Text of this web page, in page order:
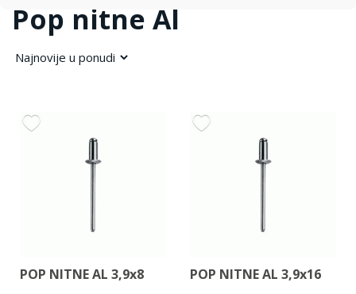
Pop nitne Al
POP NITNE AL 3,9x8 POP NITNE AL 3,9x16